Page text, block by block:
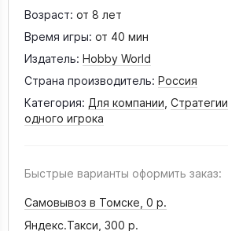
Возраст: от 8 лет
Время игры: от 40 мин
Издатель: Hobby World
Страна производитель: Россия
Категория: Для компании Стратегии
одного игрока
Быстрые варианты оформить заказ:
Самовывоз в Томске, 0 р.
Яндекс.Такси, 300 р.